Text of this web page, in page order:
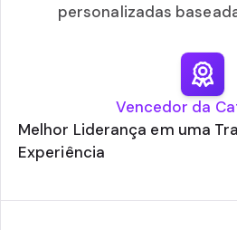
personalizadas
Vencedor da
Melhor Liderança em uma
Experiência